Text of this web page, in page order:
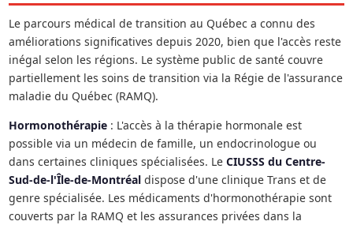
Le parcours médical de transition au Québec a connu des
améliorations significatives depuis 2020, bien que l'accès reste
inégal selon les régions. Le système public de santé couvre
partiellement les soins de transition via la Régie de l'assurance
maladie du Québec (RAMQ).
Hormonothérapie : L'accès à la thérapie hormonale est
possible via un médecin de famille, un endocrinologue ou
dans certaines cliniques spécialisées. LeCIUSSS du Centre-
Sud-de-l'Île-de-Montréal dispose d'une clinique Trans et de
genre spécialisée. Les médicaments d'hormonothérapie sont
couverts par la RAMQ et les assurances privées dans la